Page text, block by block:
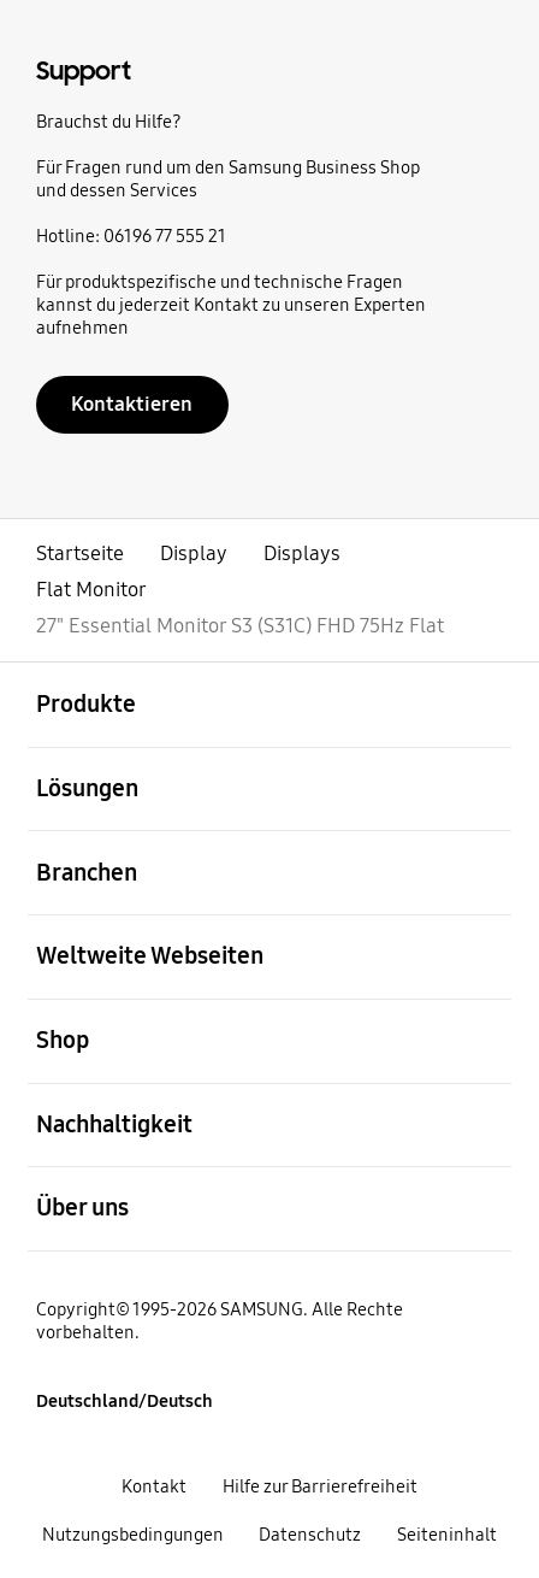
Support
Brauchst du Hilfe?
Für Fragen rund um den Samsung Business Shop
und dessen Services
Hotline: 06196 77 555 21
Für produktspezifische und technische Fragen
kannst du jederzeit Kontakt zu unseren Experten
aufnehmen
Kontaktieren
Startseite Display
Displays
Flat Monitor
27" Essential Monitor S3 (S31C) FHD 75Hz Flat
Produkte
Lösungen
Branchen
Weltweite Webseiten
Shop
Nachhaltigkeit
Über uns
Copyright© 1995-2026 SAMSUNG. Alle Rechte
vorbehalten.
Deutschland/Deutsch
Kontakt Hilfe zur Barrierefreiheit
Nutzungsbedingungen Datenschutz Seiteninhalt